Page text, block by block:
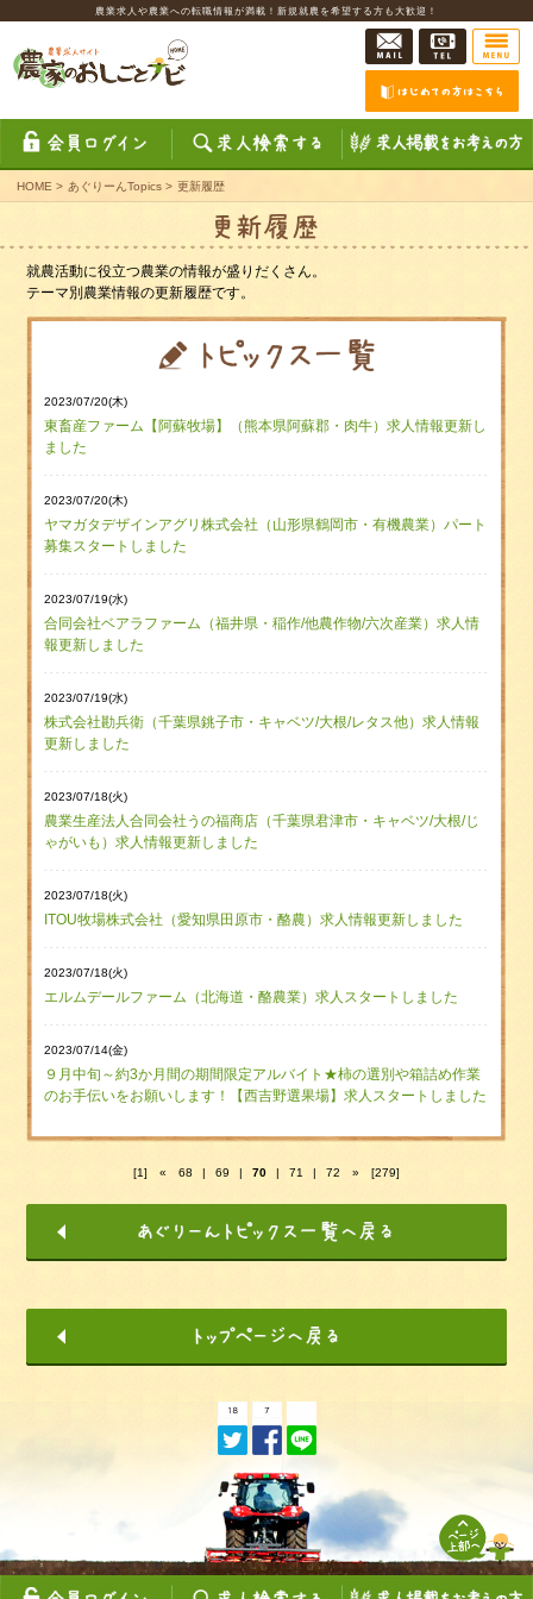
農業求人や農業への転職情報が満載！新規就農を希望する方も大歓迎！
HOME > あぐりーんTopics > 更新履歴
就農活動に役立つ農業の情報が盛りだくさん。
テーマ別農業情報の更新履歴です。
2023/07/20(木)
東畜産ファーム【阿蘇牧場】（熊本県阿蘇郡・肉牛）求人情報更新し
ました
2023/07/20(木)
ヤマガタデザインアグリ株式会社（山形県鶴岡市・有機農業）パート
募集スタートしました
2023/07/19(水)
合同会社ベアラファーム（福井県・稲作/他農作物/六次産業）求人情
報更新しました
2023/07/19(水)
株式会社勘兵衛（千葉県銚子市・キャベツ/大根/レタス他）求人情報
更新しました
2023/07/18(火)
農業生産法人合同会社うの福商店（千葉県君津市・キャベツ/大根/じ
ゃがいも）求人情報更新しました
2023/07/18(火)
ITOU牧場株式会社（愛知県田原市・酪農）求人情報更新しました
2023/07/18(火)
エルムデールファーム（北海道・酪農業）求人スタートしました
2023/07/14(金)
９月中旬～約3か月間の期間限定アルバイト★柿の選別や箱詰め作業
のお手伝いをお願いします！【西吉野選果場】求人スタートしました
[1] « 68 69 70 71 72 » [279]